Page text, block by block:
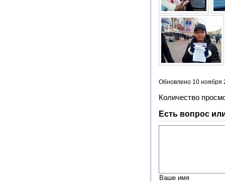
Обновлено 10 ноября
Количество
Есть вопрос
Ваше имя